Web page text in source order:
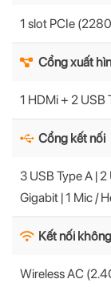
1 slot PCIe
Cổng xuất
1 HDMi + 2 USB
Cổng kết nối
3 USB Type A |
Gigabit | 1 Mic /
Kết nối
Wireless AC